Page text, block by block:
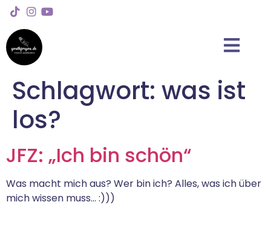
Schlagwort: was ist
los?
JFZ: „Ich bin schön“
Was macht mich aus? Wer bin ich? Alles, was ich über
mich wissen muss… :)))